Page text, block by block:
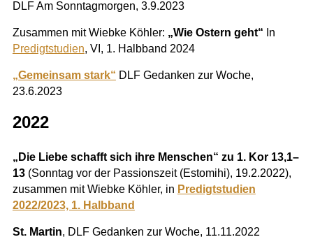
DLF Am Sonntagmorgen, 3.9.2023
Zusammen mit Wiebke Köhler: „Wie Ostern geht“ In
Predigtstudien, VI, 1. Halbband 2024
„Gemeinsam stark“ DLF Gedanken zur Woche,
23.6.2023
2022
„ Die Liebe schafft sich ihre Menschen“ zu 1. Kor 13,1–
13 (Sonntag vor der Passionszeit (Estomihi), 19.2.2022),
zusammen mit Wiebke Köhler, in Predigtstudien
2022/2023, 1. Halbband
St. Martin, DLF Gedanken zur Woche, 11.11.2022